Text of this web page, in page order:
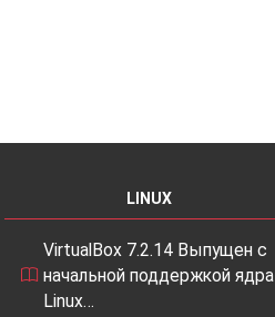
LINUX
VirtualBox 7.2.14 Выпущен с
начальной поддержкой ядра
Linux…